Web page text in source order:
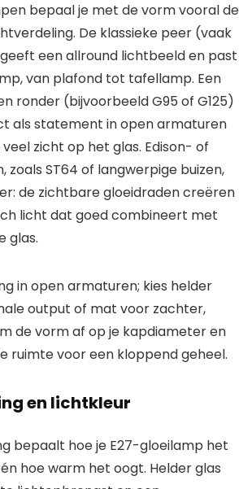
bepaal je met de vorm vooral de
De klassieke peer (vaak
een allround lichtbeeld en past
van plafond tot tafellamp. Een
ronder (bijvoorbeeld G95 of G125)
als statement in open armaturen
zicht op het glas. Edison- of
zoals ST64 of langwerpige buizen,
de zichtbare gloeidraden creëren
licht dat goed combineert met
glas.
in open armaturen; kies helder
output of mat voor zachter,
de vorm af op je kapdiameter en
ruimte voor een kloppend geheel.
en lichtkleur
bepaalt hoe je E27-gloeilamp het
hoe warm het oogt. Helder glas